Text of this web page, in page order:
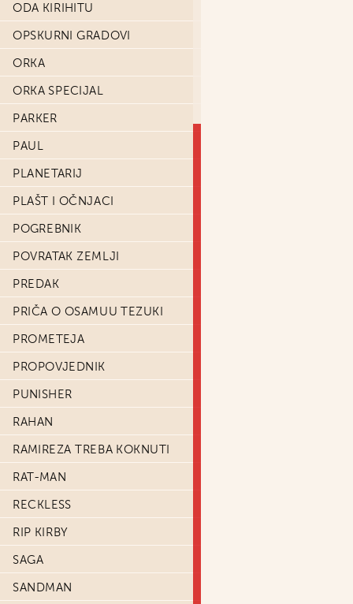
ODA KIRIHITU
OPSKURNI GRADOVI
ORKA
ORKA SPECIJAL
PARKER
PAUL
PLANETARIJ
PLAŠT I OČNJACI
POGREBNIK
POVRATAK ZEMLJI
PREDAK
PRIČA O OSAMUU TEZUKI
PROMETEJA
PROPOVJEDNIK
PUNISHER
RAHAN
RAMIREZA TREBA KOKNUTI
RAT-MAN
RECKLESS
RIP KIRBY
SAGA
SANDMAN